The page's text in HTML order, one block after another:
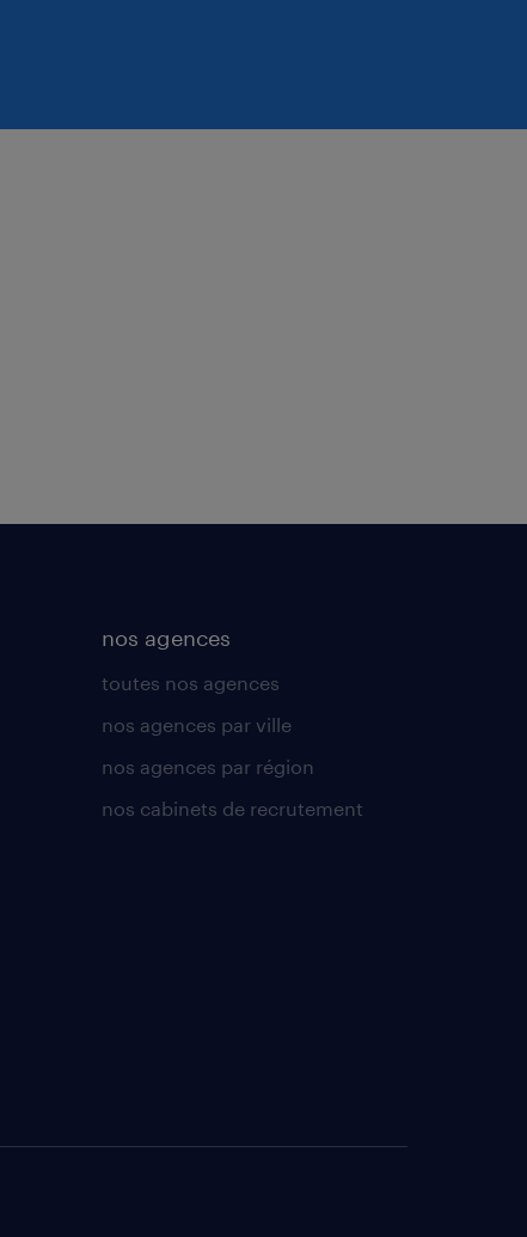
nos agences
toutes nos agences
nos agences par ville
nos agences par région
nos cabinets de recrutement